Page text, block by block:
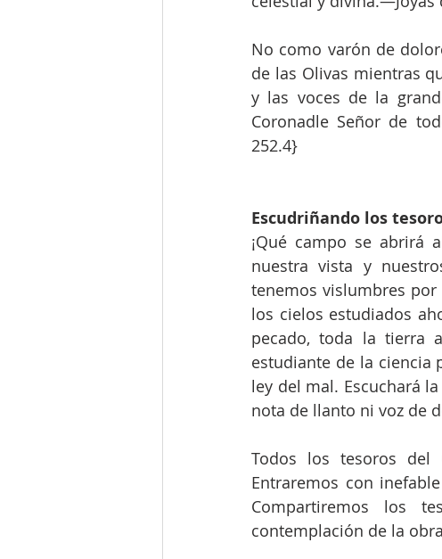
No como varón de
de las Olivas mientras
y las voces de la
Coronadle Señor de
252.4}
Escudriñando los
¡Qué campo se abrirá
nuestra vista y
tenemos vislumbres
los cielos estudiados
pecado, toda la tierra
estudiante de la ciencia
ley del mal. Escuchará
nota de llanto ni voz de
Todos los tesoros
Entraremos con
Compartiremos los
contemplación de la